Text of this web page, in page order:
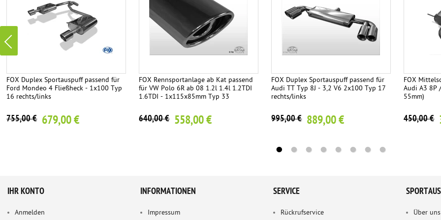
FOX Duplex Sportauspuff passend für
Ford Mondeo 4 Fließheck - 1x100 Typ
16 rechts/links
755,00 € 679,00 €
FOX Rennsportanlage ab Kat passend
für VW Polo 6R ab 08 1.2l 1.4l 1.2TDI
1.6TDI - 1x115x85mm Typ 33
640,00 € 558,00 €
FOX Duplex Sportauspuff passend für
Audi TT Typ 8J - 3,2 V6 2x100 Typ 17
rechts/links
995,00 € 889,00 €
FOX
Audi A3 8P
55mm)
450,00 €
IHR KONTO
Anmelden
INFORMATIONEN
Impressum
SERVICE
Rückrufservice
Über uns